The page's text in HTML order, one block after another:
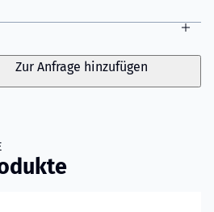
Zur Anfrage hinzufügen